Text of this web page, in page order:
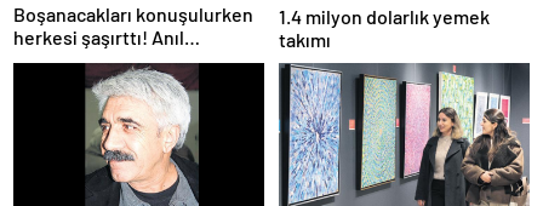
Boşanacakları konuşulurken
herkesi şaşırttı! Anıl
Altan’dan Pelin Akil’e
duygusal Anneler Günü
1.4 milyon dolarlık yemek
takımı